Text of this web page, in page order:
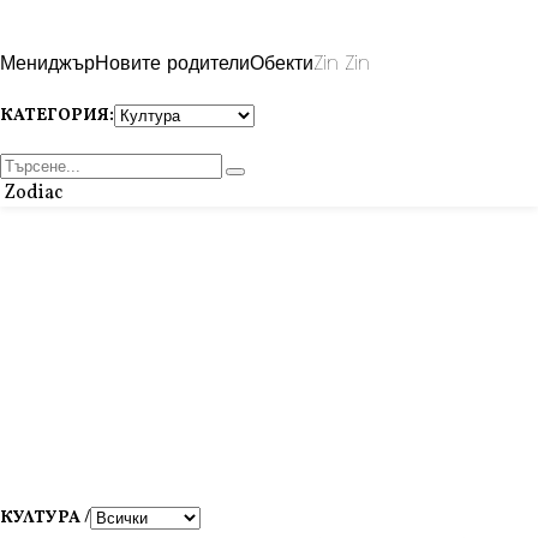
МениджърНовите родителиОбектиZin Zin
КАТЕГОРИЯ:
Zodiac
КУЛТУРА /